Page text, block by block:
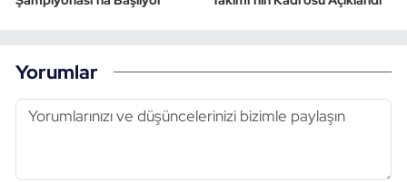
Yorumlar